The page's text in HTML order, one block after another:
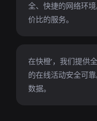
全、快捷的网络环
价比的服务。
在快橙’，我们提供
的在线活动安全可
数据。